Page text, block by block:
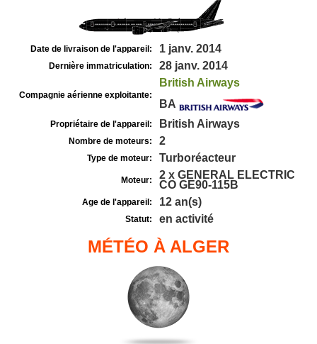
Date de livraison de l'appareil: 1 janv. 2014
Dernière immatriculation: 28 janv. 2014
Compagnie aérienne exploitante:
British Airways
BA
Propriétaire de l'appareil: British Airways
Nombre de moteurs: 2
Type de moteur: Turboréacteur
Moteur:
2 x GENERAL ELECTRIC
CO GE90-115B
Age de l'appareil: 12 an(s)
Statut: en activité
MÉTÉO À ALGER